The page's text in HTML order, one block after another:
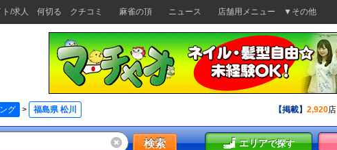
/求人 何切る クチコミ 麻雀の頂 ニュース 店舗用メニュー ▼その他
グ > 福島県 松川 【掲載】 2,920店
検索 エリアで探す